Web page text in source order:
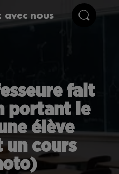
avec nous
fait
portant le
élève
un cours